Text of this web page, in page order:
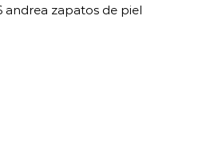
andrea zapatos de piel